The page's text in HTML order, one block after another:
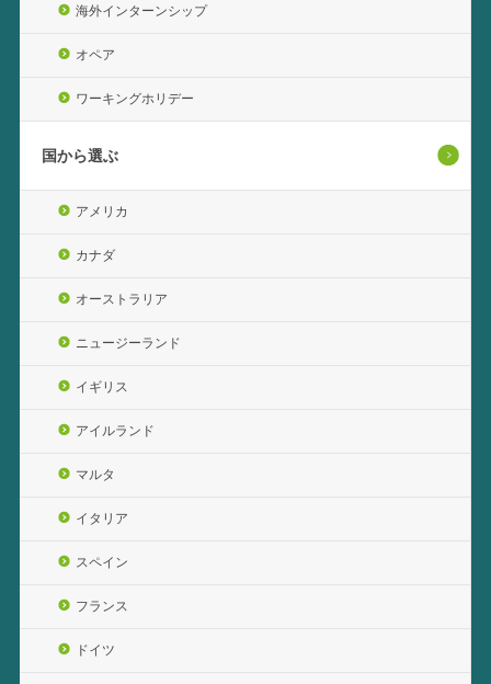
海外インターンシップ
オペア
ワーキングホリデー
国から選ぶ
アメリカ
カナダ
オーストラリア
ニュージーランド
イギリス
アイルランド
マルタ
イタリア
スペイン
フランス
ドイツ